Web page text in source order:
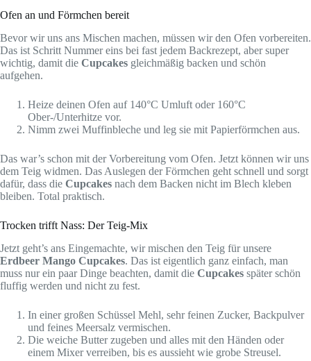
Ofen an und Förmchen bereit
Bevor wir uns ans Mischen machen, müssen wir den Ofen vorbereiten.
Das ist Schritt Nummer eins bei fast jedem Backrezept, aber super
wichtig, damit die Cupcakes gleichmäßig backen und schön
aufgehen.
Heize deinen Ofen auf 140°C Umluft oder 160°C
Ober-/Unterhitze vor.
Nimm zwei Muffinbleche und leg sie mit Papierförmchen aus.
Das war’s schon mit der Vorbereitung vom Ofen. Jetzt können wir uns
dem Teig widmen. Das Auslegen der Förmchen geht schnell und sorgt
dafür, dass die Cupcakes nach dem Backen nicht im Blech kleben
bleiben. Total praktisch.
Trocken trifft Nass: Der Teig-Mix
Jetzt geht’s ans Eingemachte, wir mischen den Teig für unsere
Erdbeer Mango Cupcakes. Das ist eigentlich ganz einfach, man
muss nur ein paar Dinge beachten, damit die Cupcakes später schön
fluffig werden und nicht zu fest.
In einer großen Schüssel Mehl, sehr feinen Zucker, Backpulver
und feines Meersalz vermischen.
Die weiche Butter zugeben und alles mit den Händen oder
einem Mixer verreiben, bis es aussieht wie grobe Streusel.